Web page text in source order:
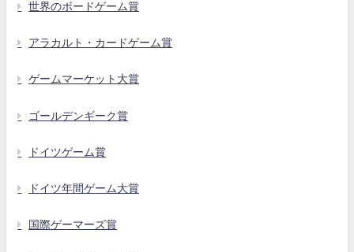
世界のボードゲーム賞
アラカルト・カードゲーム賞
ゲームマーケット大賞
ゴールデンギーク賞
ドイツゲーム賞
ドイツ年間ゲーム大賞
国際ゲーマーズ賞